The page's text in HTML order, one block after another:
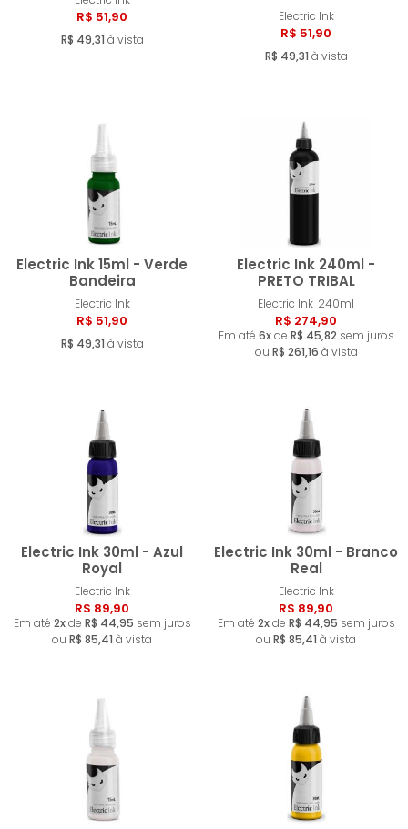
R$ 51,90
R$ 49,31 à vista
Comprar
Electric Ink
R$ 51,90
R$ 49,31 à vista
Electric Ink 15ml - Verde
Bandeira
Electric Ink
R$ 51,90
R$ 49,31 à vista
Comprar
Electric Ink 240ml -
PRETO TRIBAL
Electric Ink 240ml
R$ 274,90
Em até 6xde R$ 45,82 sem juros
ou R$ 261,16 à vista
Electric Ink 30ml - Azul
Royal
Electric Ink
R$ 89,90
Em até 2xde R$ 44,95 sem juros
ou R$ 85,41 à vista
Comprar
Electric Ink 30ml - Branco
Real
Electric Ink
R$ 89,90
Em até 2xde R$ 44,95 sem juros
ou R$ 85,41 à vista